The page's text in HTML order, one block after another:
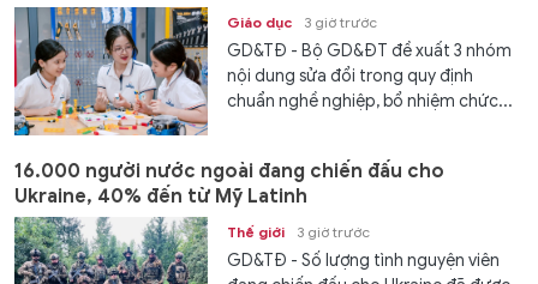
Giáo dục 3 giờ trước
GD&TĐ - Bộ GD&ĐT đề xuất 3 nhóm
nội dung sửa đổi trong quy định
chuẩn nghề nghiệp, bổ nhiệm chức...
16.000 người nước ngoài đang chiến đấu cho
Ukraine, 40% đến từ Mỹ Latinh
Thế giới 3 giờ trước
GD&TĐ - Số lượng tình nguyện viên